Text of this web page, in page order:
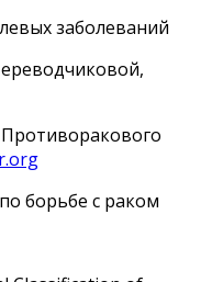
заболеваний
борьбе с раком